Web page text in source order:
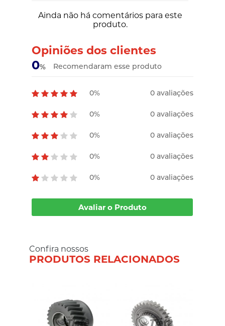
Ainda não há comentários para este
produto.
Opiniões dos clientes
0% Recomendaram esse produto
0% 0 avaliações
0% 0 avaliações
0% 0 avaliações
0% 0 avaliações
0% 0 avaliações
Avaliar o Produto
Confira nossos
PRODUTOS RELACIONADOS